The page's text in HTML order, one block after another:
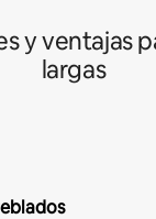
y ventajas
largas